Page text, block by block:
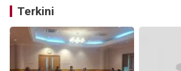
Terkini